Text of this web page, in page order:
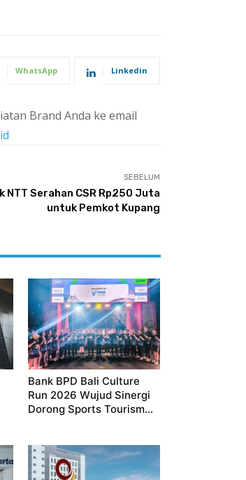
WhatsApp Linkedin
Brand Anda ke email
SEBELUM
NTT Serahan CSR Rp250 Juta
untuk Pemkot Kupang
Bank BPD Bali Culture
Run 2026 Wujud Sinergi
Dorong Sports Tourism...